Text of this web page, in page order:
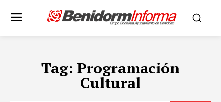
Tag: Programación
Cultural